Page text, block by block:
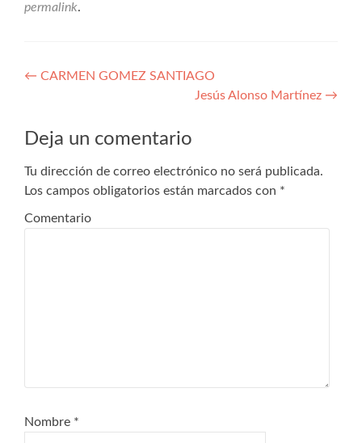
permalink.
Navegación
entradas
← CARMEN GOMEZ SANTIAGO
Jesús Alonso Martínez →
Deja un comentario
Tu dirección de correo electrónico no será publicada.
Los campos obligatorios están marcados con *
Comentario
Nombre *